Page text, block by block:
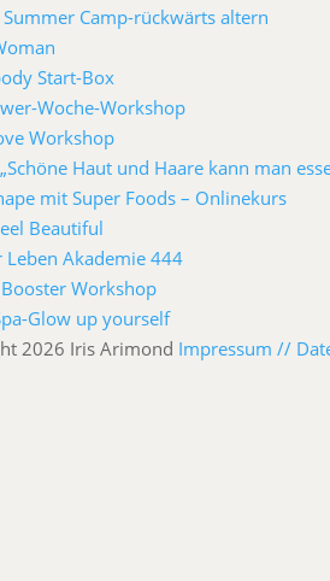
Summer Camp-rückwärts altern
Start-Box
Woche-Workshop
Workshop
Haut und Haare kann man
mit Super Foods – Onlinekurs
Beautiful
Leben Akademie 444
Workshop
Glow up yourself
2026 Iris Arimond Impressum //